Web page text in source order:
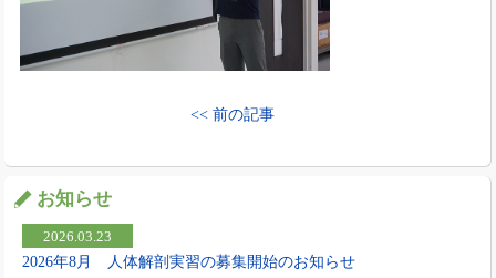
<< 前の記事
お知らせ
2026.03.23
2026年8月 人体解剖実習の募集開始のお知らせ